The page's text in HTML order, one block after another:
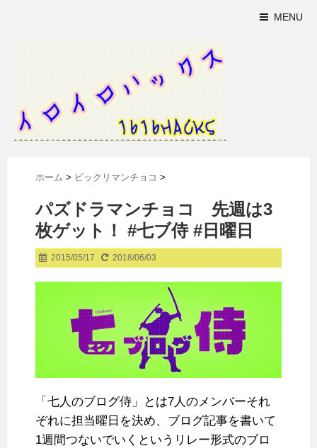
MENU
ホーム > ビックリマンチョコ >
パズドラマンチョコ 先週は3
枚ゲット！ #七ブ侍 #日曜日
2015/05/17 2018/06/03
「七人のブログ侍」とは7人のメンバーそれ
ぞれに担当曜日を決め、ブログ記事を書いて
1週間つないでいくというリレー形式のブロ